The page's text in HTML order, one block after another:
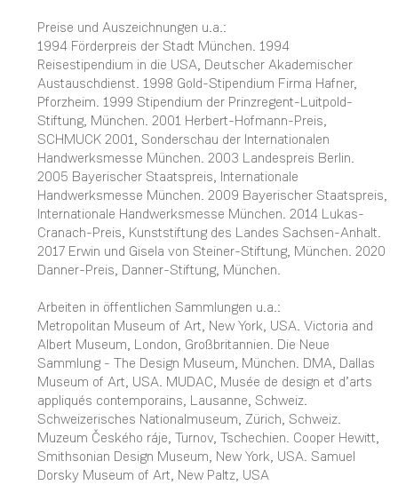
Preise und Auszeichnungen u.a.:
1994 Förderpreis der Stadt München. 1994
Reisestipendium in die USA, Deutscher Akademischer
Austauschdienst. 1998 Gold-Stipendium Firma Hafner,
Pforzheim. 1999 Stipendium der Prinzregent-Luitpold-
Stiftung, München. 2001 Herbert-Hofmann-Preis,
SCHMUCK 2001, Sonderschau der Internationalen
Handwerksmesse München. 2003 Landespreis Berlin.
2005 Bayerischer Staatspreis, Internationale
Handwerksmesse München. 2009 Bayerischer Staatspreis,
Internationale Handwerksmesse München. 2014 Lukas-
Cranach-Preis, Kunststiftung des Landes Sachsen-Anhalt.
2017 Erwin und Gisela von Steiner-Stiftung, München. 2020
Danner-Preis, Danner-Stiftung, München.
Arbeiten in öffentlichen Sammlungen u.a.:
Metropolitan Museum of Art, New York, USA. Victoria and
Albert Museum, London, Großbritannien. Die Neue
Sammlung - The Design Museum, München. DMA, Dallas
Museum of Art, USA. MUDAC, Musée de design et d’arts
appliqués contemporains, Lausanne, Schweiz.
Schweizerisches Nationalmuseum, Zürich, Schweiz.
Muzeum Českého ráje, Turnov, Tschechien. Cooper Hewitt,
Smithsonian Design Museum, New York, USA. Samuel
Dorsky Museum of Art, New Paltz, USA